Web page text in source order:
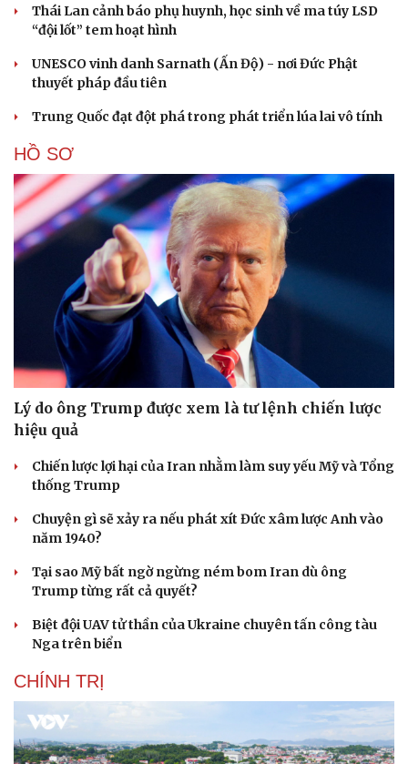
Cải chính
Thái Lan cảnh báo phụ huynh, học sinh về ma túy LSD
“đội lốt” tem hoạt hình
UNESCO vinh danh Sarnath (Ấn Độ) - nơi Đức Phật
thuyết pháp đầu tiên
Trung Quốc đạt đột phá trong phát triển lúa lai vô tính
HỒ SƠ
Lý do ông Trump được xem là tư lệnh chiến lược
hiệu quả
Chiến lược lợi hại của Iran nhằm làm suy yếu Mỹ và Tổng
thống Trump
Chuyện gì sẽ xảy ra nếu phát xít Đức xâm lược Anh vào
năm 1940?
Tại sao Mỹ bất ngờ ngừng ném bom Iran dù ông
Trump từng rất cả quyết?
Biệt đội UAV tử thần của Ukraine chuyên tấn công tàu
Nga trên biển
CHÍNH TRỊ